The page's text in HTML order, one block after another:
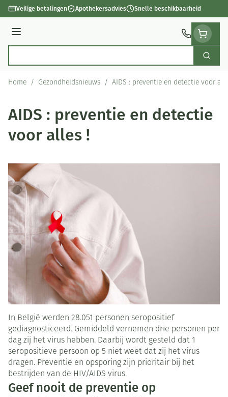
Ga naar de inhoud
Veilige betalingen Apothekersadvies Snelle beschikbaarheid
Menu
Zoek
Home / Gezondheidsnieuws / AIDS : preventie en detectie voor
AIDS : preventie en detectie
voor alles !
In België werden 28.051 personen seropositief
gediagnosticeerd. Gemiddeld vernemen drie personen per
dag zij het virus hebben. Daarbij wordt gesteld dat 1
seropositieve persoon op 5 niet weet dat zij het virus
dragen. Preventie en opsporing zijn prioritair bij het
bestrijden van de HIV/AIDS virus.
Geef nooit de preventie op